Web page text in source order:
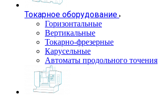
Токарное оборудование
Горизонтальные
Вертикальные
Токарно-фрезерные
Карусельные
Автоматы продольного точения